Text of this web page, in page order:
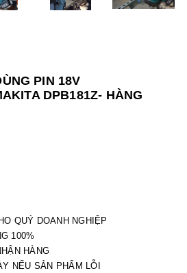
PIN 18V
DPB181Z- HÀNG
QUÝ DOANH NGHIỆP
100%
HÀNG
NẾU SẢN PHẨM LỖI